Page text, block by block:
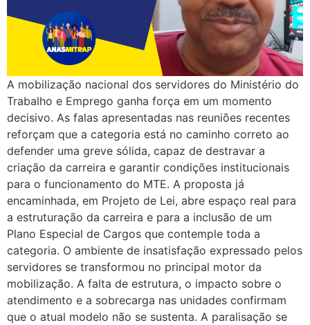
A mobilização nacional dos servidores do Ministério do
Trabalho e Emprego ganha força em um momento
decisivo. As falas apresentadas nas reuniões recentes
reforçam que a categoria está no caminho correto ao
defender uma greve sólida, capaz de destravar a
criação da carreira e garantir condições institucionais
para o funcionamento do MTE. A proposta já
encaminhada, em Projeto de Lei, abre espaço real para
a estruturação da carreira e para a inclusão de um
Plano Especial de Cargos que contemple toda a
categoria. O ambiente de insatisfação expressado pelos
servidores se transformou no principal motor da
mobilização. A falta de estrutura, o impacto sobre o
atendimento e a sobrecarga nas unidades confirmam
que o atual modelo não se sustenta. A paralisação se